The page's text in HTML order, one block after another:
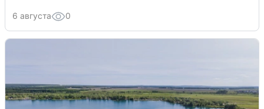
6 августа 0